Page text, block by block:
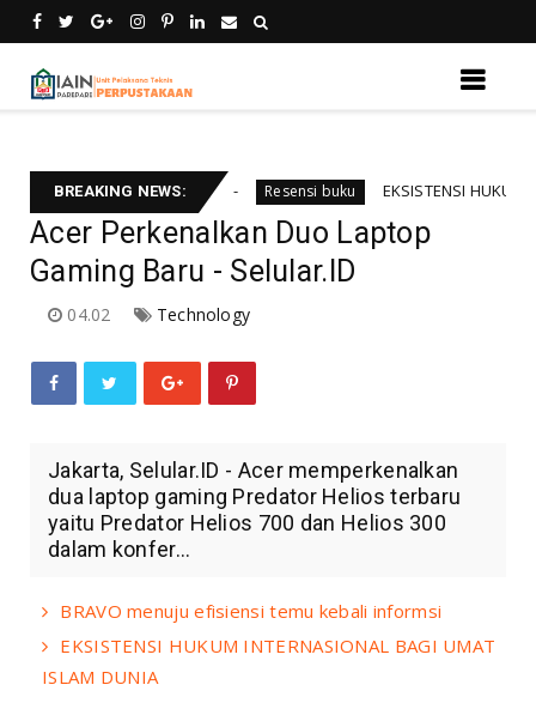
BREAKING NEWS:
kebali informsi Resensi buku EKSISTENSI HUKUM
Acer Perkenalkan Duo Laptop
Gaming Baru - Selular.ID
04.02 Technology
Jakarta, Selular.ID - Acer memperkenalkan
dua laptop gaming Predator Helios terbaru
yaitu Predator Helios 700 dan Helios 300
dalam konfer...
BRAVO menuju efisiensi temu kebali informsi
EKSISTENSI HUKUM INTERNASIONAL BAGI UMAT
ISLAM DUNIA